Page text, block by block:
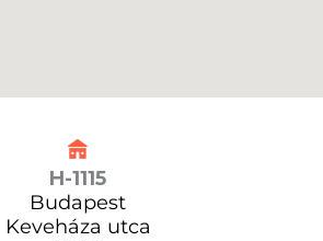
H-1115
Budapest
Keveháza utca